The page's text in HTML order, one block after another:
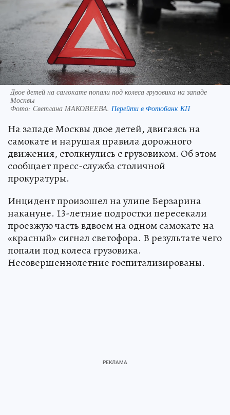
Двое детей на самокате попали под колеса грузовика на западе
Москвы
Фото: Светлана МАКОВЕЕВА. Перейти в Фотобанк КП
На западе Москвы двое детей, двигаясь на
самокате и нарушая правила дорожного
движения, столкнулись с грузовиком. Об этом
сообщает пресс-служба столичной
прокуратуры.
Инцидент произошел на улице Берзарина
накануне. 13-летние подростки пересекали
проезжую часть вдвоем на одном самокате на
«красный» сигнал светофора. В результате чего
попали под колеса грузовика.
Несовершеннолетние госпитализированы.